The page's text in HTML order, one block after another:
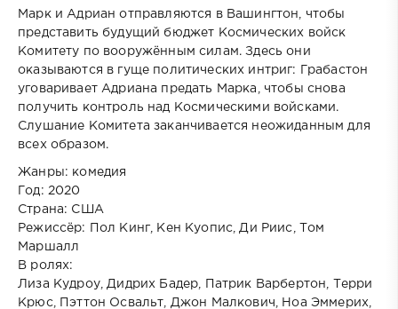
Марк и Адриан отправляются в Вашингтон, чтобы
представить будущий бюджет Космических войск
Комитету по вооружённым силам. Здесь они
оказываются в гуще политических интриг: Грабастон
уговаривает Адриана предать Марка, чтобы снова
получить контроль над Космическими войсками.
Слушание Комитета заканчивается неожиданным для
всех образом.
Жанры: комедия
Год: 2020
Страна: США
Режиссёр: Пол Кинг, Кен Куопис, Ди Риис, Том
Маршалл
В ролях:
Лиза Кудроу, Дидрих Бадер, Патрик Варбертон, Терри
Крюс, Пэттон Освальт, Джон Малкович, Ноа Эммерих,